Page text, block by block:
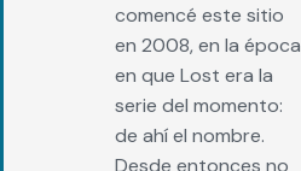
comencé este sitio
en 2008, en la época
en que Lost era la
serie del momento:
de ahí el nombre.